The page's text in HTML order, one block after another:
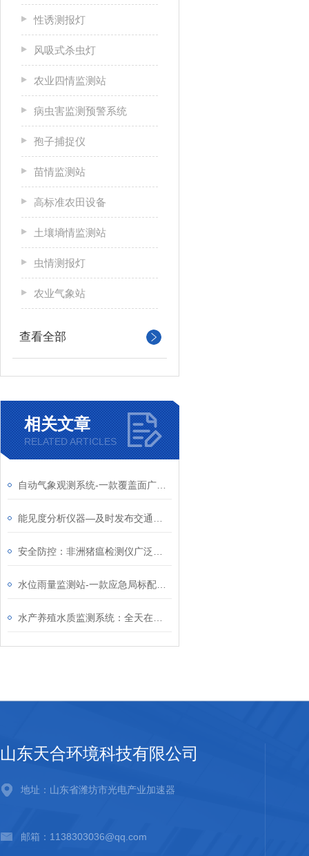
性诱测报灯
风吸式杀虫灯
农业四情监测站
病虫害监测预警系统
孢子捕捉仪
苗情监测站
高标准农田设备
土壤墒情监测站
虫情测报灯
农业气象站
查看全部
相关文章
RELATED ARTICLES
山东天合环境科技有限公司
地址：山东省潍坊市光电产业加速器
邮箱：1138303036@qq.com